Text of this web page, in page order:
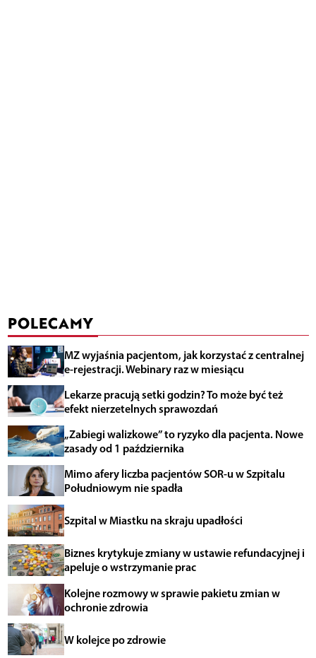
POLECAMY
MZ wyjaśnia pacjentom, jak korzystać z centralnej
e-rejestracji. Webinary raz w miesiącu
Lekarze pracują setki godzin? To może być też
efekt nierzetelnych sprawozdań
„Zabiegi walizkowe” to ryzyko dla pacjenta. Nowe
zasady od 1 października
Mimo afery liczba pacjentów SOR-u w Szpitalu
Południowym nie spadła
Szpital w Miastku na skraju upadłości
Biznes krytykuje zmiany w ustawie refundacyjnej i
apeluje o wstrzymanie prac
Kolejne rozmowy w sprawie pakietu zmian w
ochronie zdrowia
W kolejce po zdrowie